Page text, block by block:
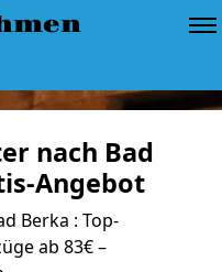
nach Bad
Angebot
Berka : Top-
ab 83€ –